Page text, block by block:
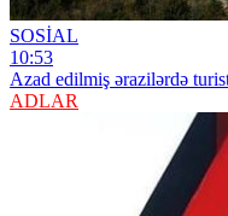
SOSİAL
10:53
Azad edilmiş ərazilərdə
ADLAR